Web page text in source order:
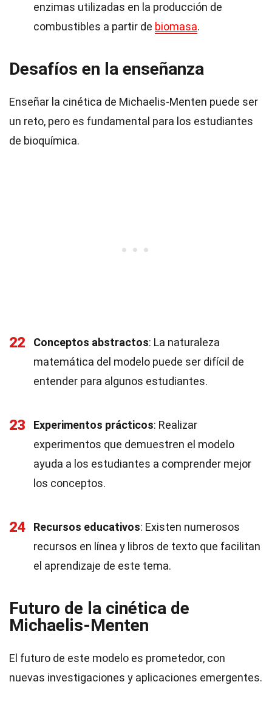
enzimas utilizadas en la producción de
combustibles a partir de biomasa.
Desafíos en la enseñanza
Enseñar la cinética de Michaelis-Menten puede ser
un reto, pero es fundamental para los estudiantes
de bioquímica.
22 Conceptos abstractos: La naturaleza
matemática del modelo puede ser difícil de
entender para algunos estudiantes.
23 Experimentos prácticos: Realizar
experimentos que demuestren el modelo
ayuda a los estudiantes a comprender mejor
los conceptos.
24 Recursos educativos: Existen numerosos
recursos en línea y libros de texto que facilitan
el aprendizaje de este tema.
Futuro de la cinética de
Michaelis-Menten
El futuro de este modelo es prometedor, con
nuevas investigaciones y aplicaciones emergentes.